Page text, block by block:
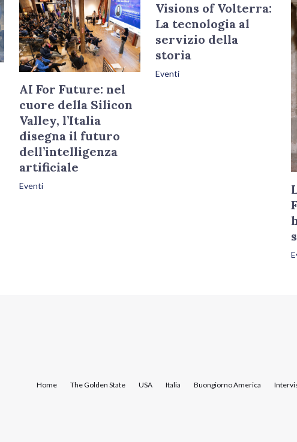
AI For Future: nel
cuore della Silicon
Valley, l’Italia
disegna il futuro
dell’intelligenza
artificiale
Eventi
Visions of Volterra:
La tecnologia al
servizio della
storia
Eventi
Home The Golden State USA Italia Buongiorno America